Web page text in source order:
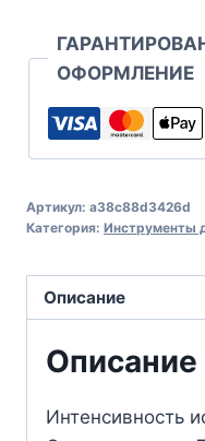
ОФОРМЛЕНИЕ
Артикул: a38c88d3426d
Категория: Инструменты
Описание
Описание
Интенсивность